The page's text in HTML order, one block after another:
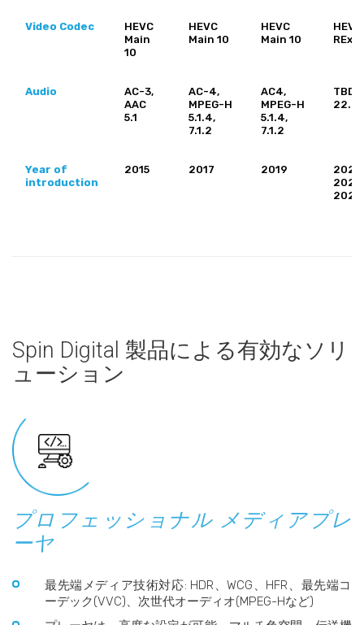
Video Codec
HEVC
Main
10
HEVC
Main 10
HEVC
Main 10
HEVC
RExt
Audio
AC-3,
AAC
5.1
AC-4,
MPEG-H
5.1.4,
7.1.2
AC4,
MPEG-H
5.1.4,
7.1.2
TBD
Year of
introduction
2015 2017 2019
2025
Spin Digital 製品による有効なソリ
ューション
プロフェッショナル メディアプレ
ーヤ
最先端メディア技術対応: HDR、WCG、HFR、最先端コ
ーデック(VVC)、次世代オーディオ(MPEG-Hなど)